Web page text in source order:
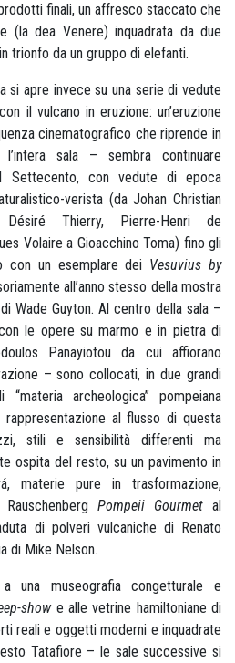
finali, un affresco staccato che
(la dea Venere) inquadrata da due
trionfo da un gruppo di elefanti.
si apre invece su una serie di vedute
il vulcano in eruzione: un’eruzione
cinematografico che riprende in
l’intera sala – sembra continuare
Settecento, con vedute di epoca
verista (da Johan Christian
Thierry, Pierre-Henri de
Volaire a Gioacchino Toma) fino gli
con un esemplare dei Vesuvius by
all’anno stesso della mostra
di Wade Guyton. Al centro della sala –
le opere su marmo e in pietra di
Panayiotou da cui affiorano
– sono collocati, in due grandi
archeologica” pompeiana
al flusso di questa
stili e sensibilità differenti ma
ospita del resto, su un pavimento in
materie pure in trasformazione,
Pompeii Gourmetal
di polveri vulcaniche di Renato
di Mike Nelson.
una museografia congetturale e
show e alle vetrine hamiltoniane di
reali e oggetti moderni e inquadrate
Tatafiore – le sale successive si